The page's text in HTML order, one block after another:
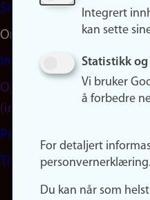
Snapchat
Om nettstedet
Informasjonskapsler
Oppdater samtykke
(informasjonskapsler)
Personvern
Tilgjengelighetserklæring
Integrert
kan sette
Statistikk og
Vi bruker
å forbedre
For detaljert
personvernerklæring.
Du kan når som